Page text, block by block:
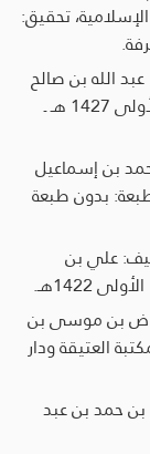
تحقيق:
الله بن صالح
الفوزان، الناشر: دار ابن الجوزي الطبعة: الأولى 1427 هـ ـ
بن إسماعيل
بدون طبعة
علي بن
1422هـ.
عياض بن موسى بن
العتيقة ودار
حمد بن عبد